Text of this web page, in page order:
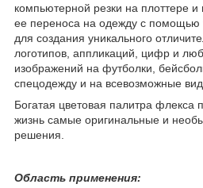
компьютерной резки на плоттере
ее переноса на одежду с помощью
для создания уникального
логотипов, аппликаций, цифр и
изображений на футболки,
спецодежду и на всевозможные
Богатая цветовая палитра флекса
жизнь самые оригинальные и
решения.
Область применения: